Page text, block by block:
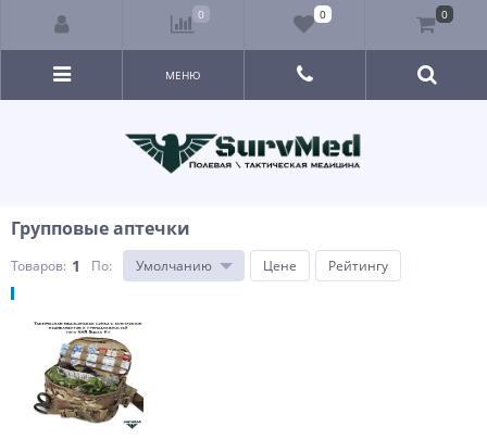
МЕНЮ
Групповые аптечки
Товаров: 1 По: Умолчанию Цене Рейтингу
0 0 0